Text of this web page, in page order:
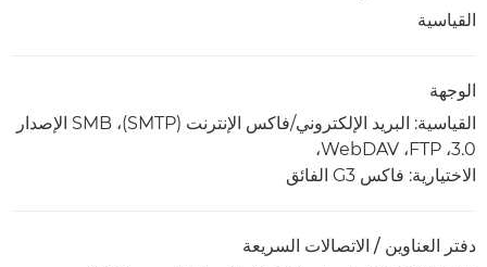
القياسية
الوجهة
القياسية: البريد الإلكتروني/فاكس الإنترنت (SMTP)،‏ SMB الإصدار
3.0، FTP،‏ WebDAV،‏
الاختيارية: فاكس G3 الفائق
دفتر العناوين / الاتصالات السريعة